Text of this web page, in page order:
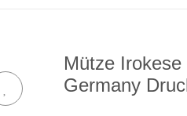
Mütze
Germany